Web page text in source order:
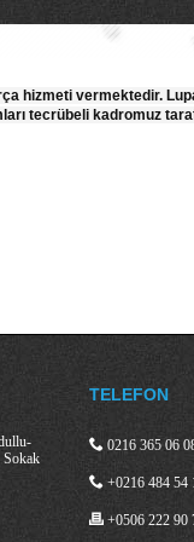
hizmeti vermektedir.
tecrübeli kadromuz
Sokak
TELEFON
0216 365 06
+0216 484 54
+0506 222 90